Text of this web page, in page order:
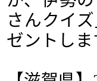
さんクイ
ゼントしま